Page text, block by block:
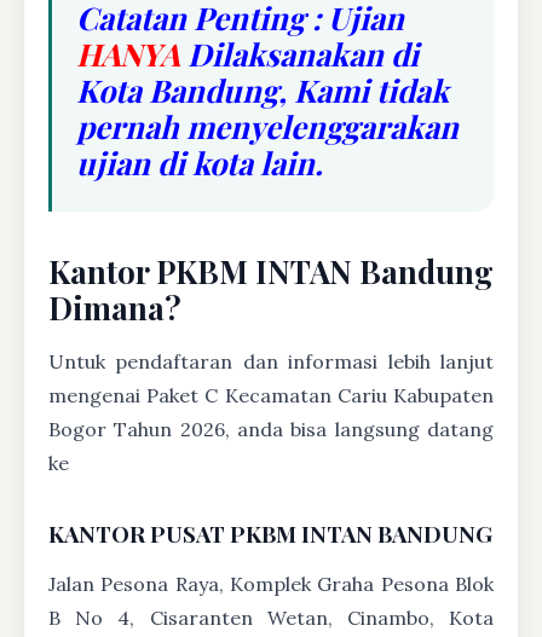
Catatan Penting : Ujian
HANYA Dilaksanakan di
Kota Bandung, Kami tidak
pernah menyelenggarakan
ujian di kota lain.
Kantor PKBM INTAN Bandung
Dimana?
Untuk pendaftaran dan informasi lebih lanjut
mengenai Paket C Kecamatan Cariu Kabupaten
Bogor Tahun 2026, anda bisa langsung datang
ke
KANTOR PUSAT PKBM INTAN BANDUNG
Jalan Pesona Raya, Komplek Graha Pesona Blok
B No 4, Cisaranten Wetan, Cinambo, Kota